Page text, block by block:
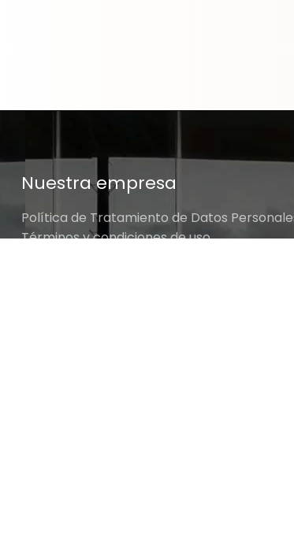
Nuestra empresa
Política de Tratamiento de Datos
Términos y condiciones de uso